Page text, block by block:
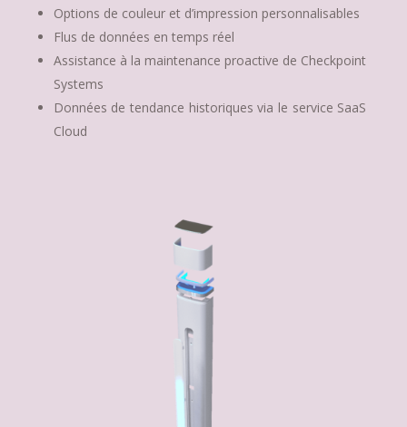
Options de couleur et d’impression personnalisables
Flus de données en temps réel
Assistance à la maintenance proactive de Checkpoint
Systems
Données de tendance historiques via le service SaaS
Cloud